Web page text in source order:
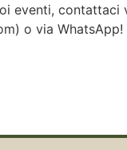
eventi, contattaci
o via WhatsApp!